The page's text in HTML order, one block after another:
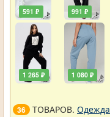
591 ₽
1 265 ₽
991 ₽
1 080 ₽
36 ТОВАРОВ. Одежда